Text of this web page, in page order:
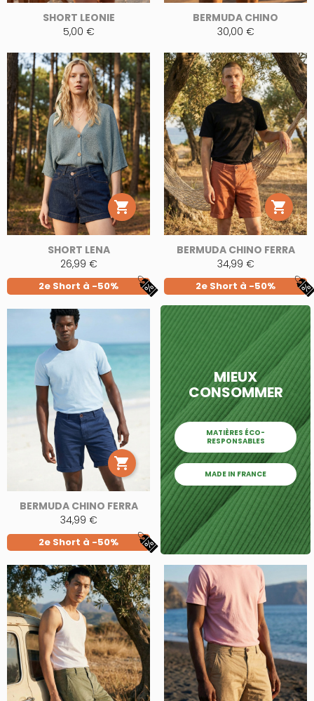
SHORT LEONIE
5,00 €
BERMUDA CHINO
30,00 €

SHORT LENA
26,99 €
2e Short à -50%

BERMUDA CHINO FERRA
34,99 €
2e Short à -50%

BERMUDA CHINO FERRA
34,99 €
2e Short à -50%
MIEUX
CONSOMMER
MATIÈRES ÉCO-
RESPONSABLES
MADE IN FRANCE